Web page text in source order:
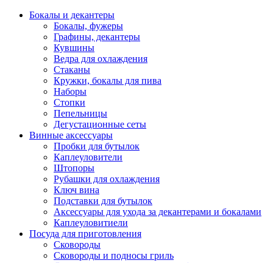
Бокалы и декантеры
Бокалы, фужеры
Графины, декантеры
Кувшины
Ведра для охлаждения
Стаканы
Кружки, бокалы для пива
Наборы
Стопки
Пепельницы
Дегустационные сеты
Винные аксессуары
Пробки для бутылок
Каплеуловители
Штопоры
Рубашки для охлаждения
Ключ вина
Подставки для бутылок
Аксессуары для ухода за декантерами и бокалами
Каплеуловитиели
Посуда для приготовления
Сковороды
Сковороды и подносы гриль